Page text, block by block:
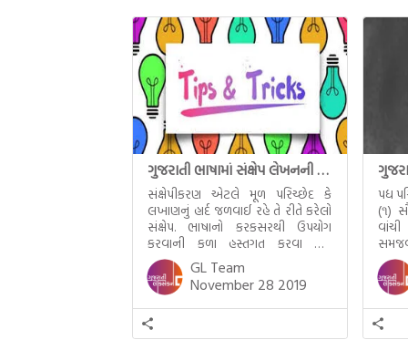
ગુજરાતી ભાષામાં સંક્ષેપ લેખનની રીત
સંક્ષેપીકરણ એટલે મૂળ પરિચ્છેદ કે
લખાણનું હાર્દ જળવાઈ રહે તે રીતે કરેલો
સંક્ષેપ. ભાષાનો કરકસરથી ઉપયોગ
કરવાની કળા હસ્તગત કરવા માટે
સંક્ષેપીકરણની તાલીમ જરૂરી છે.
પ્રશ્નપત્રમાં આપેલ આશરે ૧૦૦થી ૧૨૫
જેટલી શબ્દમર્યાદામાં છાપેલા પરિચ્છેદ કે
ગદ્યખંડમાંથી ગમે તેમ વાક્યો ઉઠાવીને
ભેગાં કરી નાખવાથી કે તે તૃતીયાંશ શબ્દો
કાઢી નાખી બાકીના વાક્યો ગોઠવી, ગમે
GL Team
November 28 2019
પદ્ય
(૧)